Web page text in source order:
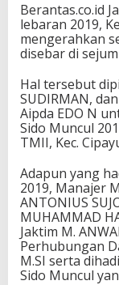
Berantas.co.id
lebaran 2019,
mengerahkan
disebar di
Hal tersebut
SUDIRMAN,
Aipda EDO N
Sido Muncul
TMII, Kec.
Adapun yang
2019, Manajer
ANTONIUS
MUHAMMAD
Jaktim M.
Perhubungan
M.SI serta
Sido Muncul